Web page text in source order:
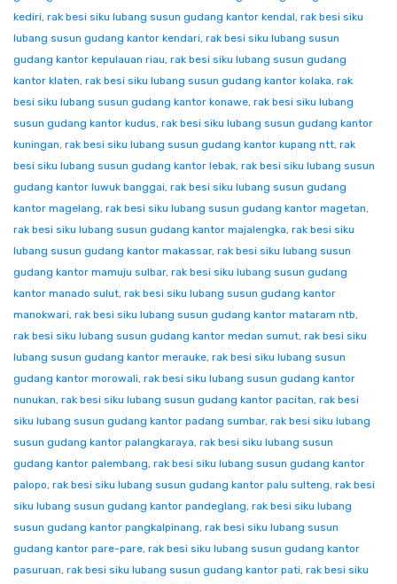
kediri, rak besi siku lubang susun gudang kantor kendal, rak besi siku
lubang susun gudang kantor kendari, rak besi siku lubang susun
gudang kantor kepulauan riau, rak besi siku lubang susun gudang
kantor klaten, rak besi siku lubang susun gudang kantor kolaka, rak
besi siku lubang susun gudang kantor konawe, rak besi siku lubang
susun gudang kantor kudus, rak besi siku lubang susun gudang kantor
kuningan, rak besi siku lubang susun gudang kantor kupang ntt, rak
besi siku lubang susun gudang kantor lebak, rak besi siku lubang susun
gudang kantor luwuk banggai, rak besi siku lubang susun gudang
kantor magelang, rak besi siku lubang susun gudang kantor magetan,
rak besi siku lubang susun gudang kantor majalengka, rak besi siku
lubang susun gudang kantor makassar, rak besi siku lubang susun
gudang kantor mamuju sulbar, rak besi siku lubang susun gudang
kantor manado sulut, rak besi siku lubang susun gudang kantor
manokwari, rak besi siku lubang susun gudang kantor mataram ntb,
rak besi siku lubang susun gudang kantor medan sumut, rak besi siku
lubang susun gudang kantor merauke, rak besi siku lubang susun
gudang kantor morowali, rak besi siku lubang susun gudang kantor
nunukan, rak besi siku lubang susun gudang kantor pacitan, rak besi
siku lubang susun gudang kantor padang sumbar, rak besi siku lubang
susun gudang kantor palangkaraya, rak besi siku lubang susun
gudang kantor palembang, rak besi siku lubang susun gudang kantor
palopo, rak besi siku lubang susun gudang kantor palu sulteng, rak besi
siku lubang susun gudang kantor pandeglang, rak besi siku lubang
susun gudang kantor pangkalpinang, rak besi siku lubang susun
gudang kantor pare-pare, rak besi siku lubang susun gudang kantor
pasuruan, rak besi siku lubang susun gudang kantor pati, rak besi siku